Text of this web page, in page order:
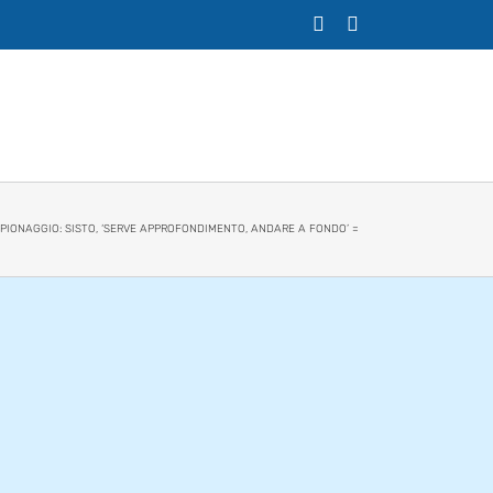
SISTO, ‘SERVE APPROFONDIMENTO, ANDARE A FONDO’ =